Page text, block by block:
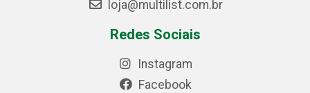
loja@multilist.com.br
Redes Sociais
Instagram
Facebook